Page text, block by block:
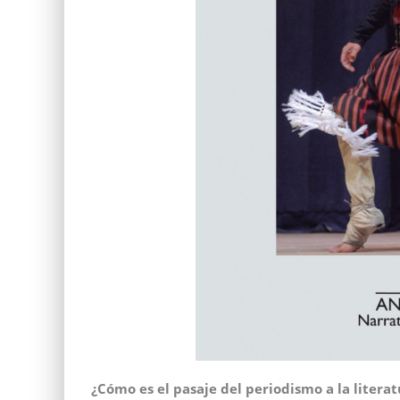
¿Cómo es el pasaje del periodismo a la